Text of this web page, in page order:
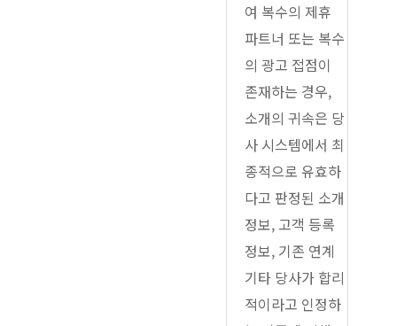
여 복수의 제휴
파트너 또는 복수
의 광고 접점이
존재하는 경우,
소개의 귀속은 당
사 시스템에서 최
종적으로 유효하
다고 판정된 소개
정보, 고객 등록
정보, 기존 연계
기타 당사가 합리
적이라고 인정하